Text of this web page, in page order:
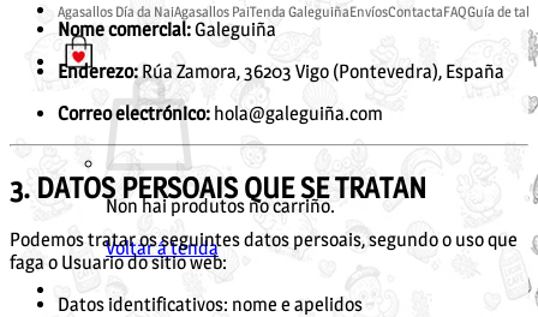
Agasallos Día da NaiAgasallos PaiTenda GaleguiñaEnvíosContactaFAQGuía de
Non hai produtos no carriño.
Voltar á tenda
Nome comercial:Galeguiña
Enderezo:Rúa Zamora, 36203 Vigo (Pontevedra), España
Correo electrónico: hola@galeguiña.com
3. DATOS PERSOAIS QUE SE TRATAN
Podemos tratar os seguintes datos persoais, segundo o uso que
faga o Usuario do sitio web:
Datos identificativos: nome e apelidos